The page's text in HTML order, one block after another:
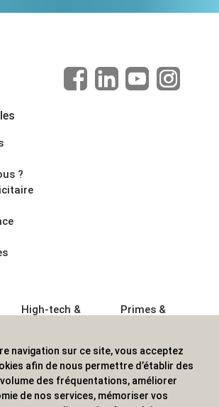
?
High-tech &
Sport &
Outdoor
Enfant
Primes &
Boisson
Textile &
Casquette
Accessoires de
navigation sur ce site, vous acceptez
afin de nous permettre d’établir des
des fréquentations, améliorer
de nos services, mémoriser vos